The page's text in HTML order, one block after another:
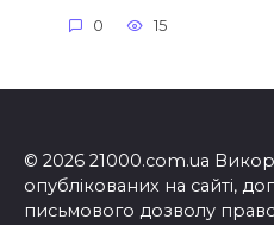
0 15
© 2026 21000.com.ua
опублікованих на сайті,
письмового дозволу